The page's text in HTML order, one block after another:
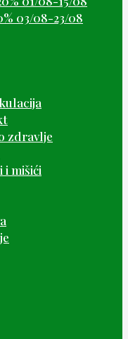
03/08-23/08
zdravlje
i mišići